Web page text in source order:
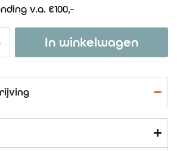
v.a. €100,-
In winkelwagen